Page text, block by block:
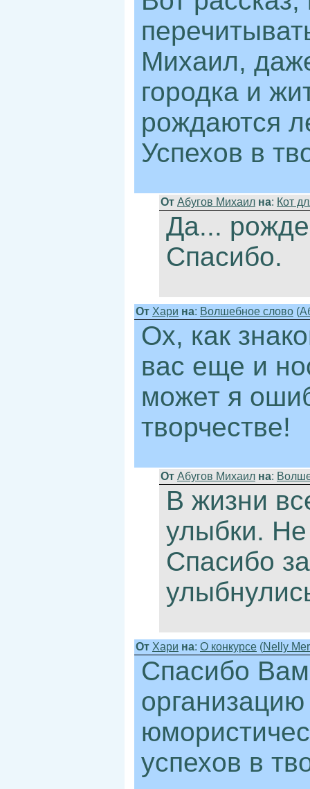
Михаил,
городка и
рождаются
Успехов в
От Абугов Михаил на: Кот
Да...
Спасибо.
От Хари на: Волшебное слово (
Ох, как
вас еще и
может я
творчестве!
От Абугов Михаил на:
В жизни
улыбки.
Спасибо
От Хари на: О конкурсе (Nelly
Спасибо
организацию
успехов в